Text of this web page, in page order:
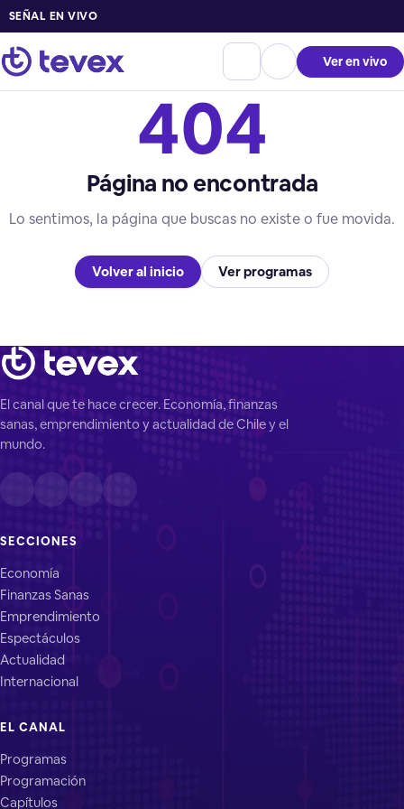
SEÑAL EN VIVO
Ver en vivo
404
Página no encontrada
Lo sentimos, la página que buscas no existe o fue movida.
Volver al inicio Ver programas
El canal que te hace crecer. Economía, finanzas
sanas, emprendimiento y actualidad de Chile y el
mundo.
SECCIONES
Economía
Finanzas Sanas
Emprendimiento
Espectáculos
Actualidad
Internacional
EL CANAL
Programas
Programación
Capítulos